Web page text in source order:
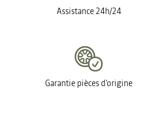
Assistance 24h/24
Garantie pièces d'origine